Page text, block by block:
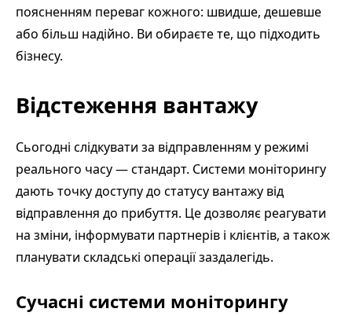
поясненням переваг кожного: швидше, дешевше
або більш надійно. Ви обираєте те, що підходить
бізнесу.
Відстеження вантажу
Сьогодні слідкувати за відправленням у режимі
реального часу — стандарт. Системи моніторингу
дають точку доступу до статусу вантажу від
відправлення до прибуття. Це дозволяє реагувати
на зміни, інформувати партнерів і клієнтів, а також
планувати складські операції заздалегідь.
Сучасні системи моніторингу